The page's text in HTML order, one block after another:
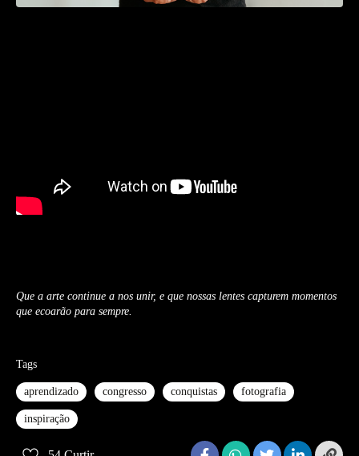
Que a arte continue a nos unir, e que nossas lentes capturem momentos
que ecoarão para sempre.
Tags
aprendizado congresso conquistas fotografia
inspiração